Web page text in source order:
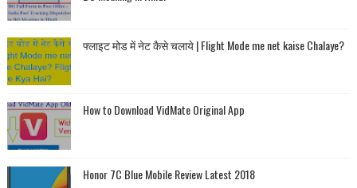
फ्लाइट मोड में नेट कैसे चलाये | Flight Mode me net kaise Chalaye?
How to Download VidMate Original App
Honor 7C Blue Mobile Review Latest 2018